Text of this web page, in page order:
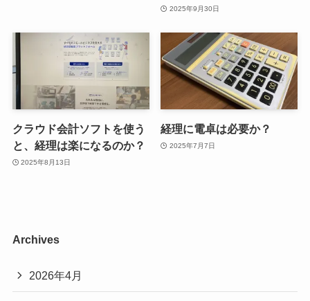
2025年9月30日
クラウド会計ソフトを使う
と、経理は楽になるのか？
2025年8月13日
経理に電卓は必要か？
2025年7月7日
Archives
2026年4月